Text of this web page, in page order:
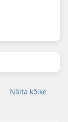
Näita kõike